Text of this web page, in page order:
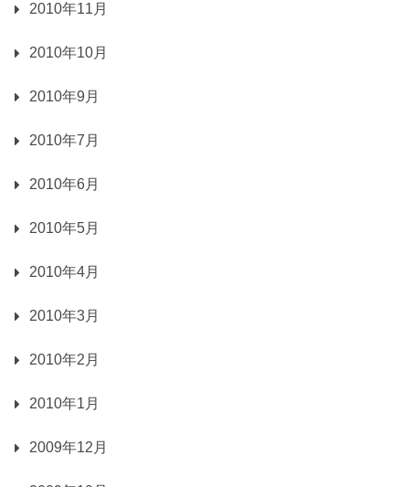
2010年11月
2010年10月
2010年9月
2010年7月
2010年6月
2010年5月
2010年4月
2010年3月
2010年2月
2010年1月
2009年12月